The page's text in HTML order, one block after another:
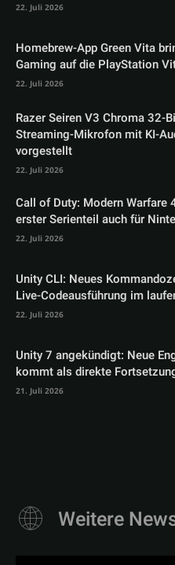
22. Juli 2026
Homebrew-App Green Vita
Gaming auf die PlayStation
22. Juli 2026
Razer Seiren V3 Chroma 32-
Streaming-Mikrofon mit KI-
vorgestellt
22. Juli 2026
Call of Duty: Modern Warfare
erster Serienteil auch für
22. Juli 2026
Unity CLI: Neues
Live-Codeausführung im
22. Juli 2026
Unity 7 angekündigt: Neue
kommt als direkte
21. Juli 2026
Weitere